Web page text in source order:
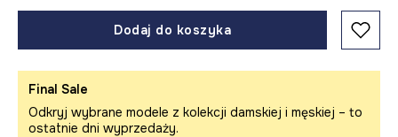
Dodaj do koszyka
Final Sale
Odkryj wybrane modele z kolekcji damskiej i męskiej – to
ostatnie dni wyprzedaży.